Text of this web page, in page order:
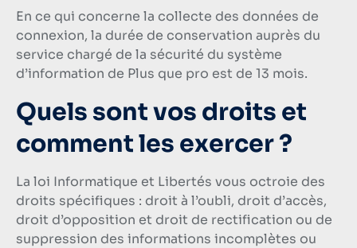
En ce qui concerne la collecte des données de
connexion, la durée de conservation auprès du
service chargé de la sécurité du système
d’information de Plus que pro est de 13 mois.
Quels sont vos droits et
comment les exercer ?
La loi Informatique et Libertés vous octroie des
droits spécifiques : droit à l’oubli, droit d’accès,
droit d’opposition et droit de rectification ou de
suppression des informations incomplètes ou